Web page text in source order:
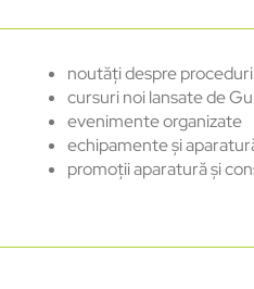
noutăți despre
cursuri noi lansate de
evenimente organizate
echipamente și
promoții aparatură și